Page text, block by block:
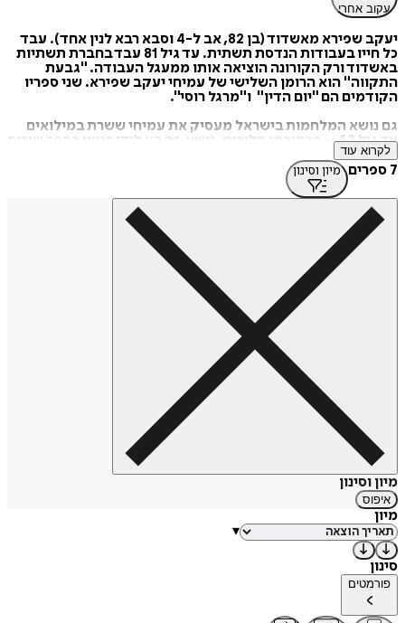
עקוב אחרי
יעקב שפירא מאשדוד (בן 82, אב ל-4 וסבא רבא לנין אחד). עבד
כל חייו בעבודות הנדסת תשתית. עד גיל 81 עבד בחברת תשתיות
באשדוד ורק הקורונה הוציאה אותו ממעגל העבודה. "גבעת
התקווה" הוא הרומן השלישי של עמיחי יעקב שפירא. שני ספריו
הקודמים הם "יום הדין" ו"מרגל רוסי".
גם נושא המלחמות בישראל מעסיק את עמיחי ששרת במילואים
עד גיל 52 – בכתיבתו הלירית. נושא זה בא לידי ביטוי בספר שירים
בשם "צרור שירים" (הוצאת אוריון).
לקרוא עוד
7 ספרים מיון וסינון
מיון וסינון
איפוס
מיון
▾
סינון
פורמטים